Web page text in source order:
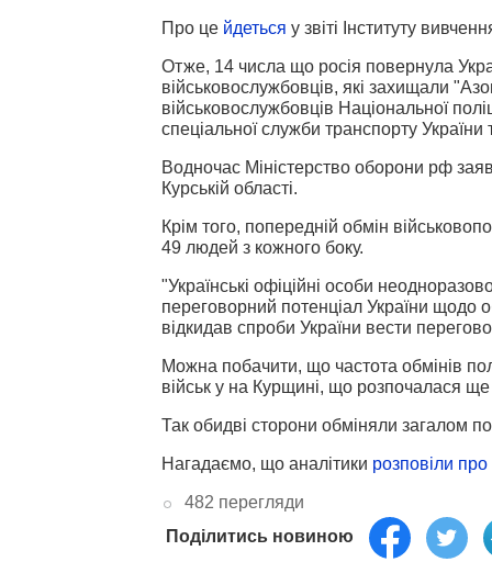
Про це йдеться у звіті Інституту
Отже, 14 числа що росія повернула
військовослужбовців, які захищали
військовослужбовців Національної
спеціальної служби транспорту України
Водночас Міністерство оборони рф
Курській області.
Крім того, попередній обмін
49 людей з кожного боку.
"Українські офіційні особи
переговорний потенціал України щодо
відкидав спроби України вести
Можна побачити, що частота обмінів
військ у на Курщині, що розпочалася
Так обидві сторони обміняли загалом
Нагадаємо, що аналітики розповіли про
482 перегляди
Поділитись новиною